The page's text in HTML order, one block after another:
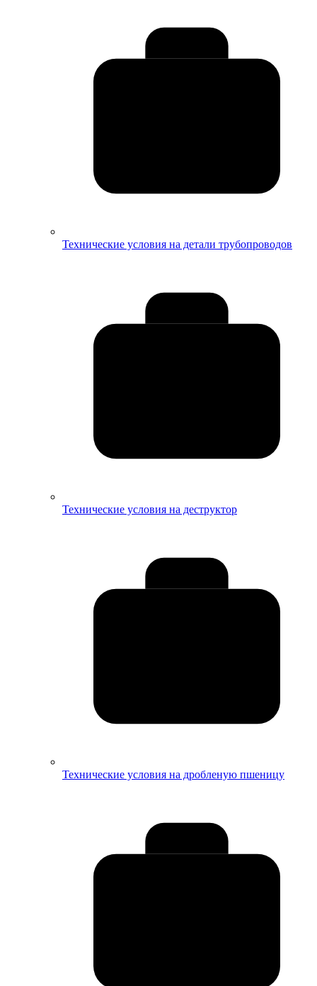
Технические условия на детали трубопроводов
Технические условия на деструктор
Технические условия на дробленую пшеницу